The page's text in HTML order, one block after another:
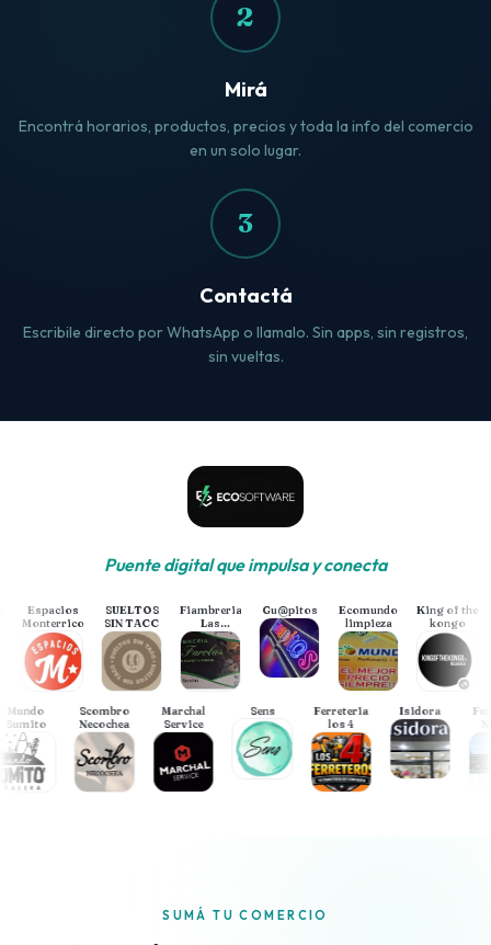
2
Mirá
Encontrá horarios, productos, precios y toda la info del comercio
en un solo lugar.
3
Contactá
Escribile directo por WhatsApp o llamalo. Sin apps, sin registros,
sin vueltas.
Puente digital que impulsa y conecta
Espacios
Monterrico
SUELTOS
SIN TACC
Fiambreria
Las
Farolas
Gu@pitos
Ecomundo
limpieza
King of the
kongo
Mundo
Sumito
Scombro
Necochea
Marchal
Service
Sens
Ferreteria
los 4
Isidora
SUMÁ TU COMERCIO